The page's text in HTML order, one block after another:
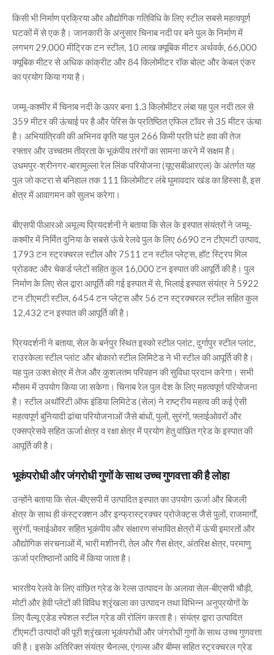
किसी भी निर्माण प्रक्रिया और औद्योगिक गतिविधि के लिए स्टील सबसे महत्वपूर्ण
घटकों में से एक है। जानकारी के अनुसार चिनाब नदी पर बने पुल के निर्माण में
लगभग 29,000 मीट्रिक टन स्टील, 10 लाख क्यूबिक मीटर अर्थवर्क, 66,000
क्यूबिक मीटर से अधिक कांक्रीट और 84 किलोमीटर रॉक बोल्ट और केबल एंकर
का प्रयोग किया गया है।
जम्मू-कश्मीर में चिनाब नदी के ऊपर बना 1.3 किलोमीटर लंबा यह पुल नदी तल से
359 मीटर की ऊंचाई पर है और पेरिस के प्रतिष्ठित एफिल टॉवर से 35 मीटर ऊंचा
है। अभियांत्रिकी की अभिनव कृति यह पुल 266 किमी प्रति घंटे हवा की तेज
रफ्तार और उच्चतम तीव्रता के भूकंपीय तरंगों का सामना करने में सक्षम है।
उधमपुर-श्रीनगर-बारामुल्ला रेल लिंक परियोजना (यूएसबीआरएल) के अंतर्गत यह
पुल जो कटरा से बनिहाल तक 111 किलोमीटर लंबे घुमावदार खंड का हिस्सा है, इस
क्षेत्र में आवागमन को सुलभ करेगा।
बीएसपी पीआरओ अमूल्य प्रियदर्शनी ने बताया कि सेल के इस्पात संयंत्रों ने जम्मू-
कश्मीर में निर्मित दुनिया के सबसे ऊंचे रेलवे पुल के लिए 6690 टन टीएमटी उत्पाद,
1793 टन स्ट्रक्चरल स्टील और 7511 टन स्टील प्लेट्स, हॉट स्ट्रिप मिल
प्रोडक्ट और चेकर्ड प्लेटों सहित कुल 16,000 टन इस्पात की आपूर्ति की है। पुल
निर्माण के लिए सेल द्वारा आपूर्ति की गई इस्पात में से, भिलाई इस्पात संयंत्र ने 5922
टन टीएमटी स्टील, 6454 टन प्लेट्स और 56 टन स्ट्रक्चरल स्टील सहित कुल
12,432 टन इस्पात की आपूर्ति की है।
प्रियदर्शनी ने बताया, सेल के बर्नपुर स्थित इस्को स्टील प्लांट, दुर्गापुर स्टील प्लांट,
राउरकेला स्टील प्लांट और बोकारो स्टील लिमिटेड ने भी स्टील की आपूर्ति की है।
यह पुल उक्त क्षेत्र में तेज और कुशलतम परिवहन की सुविधा प्रदान करेगा। सभी
मौसम में उपयोग किया जा सकेगा। चिनाब रेल पुल देश के लिए महत्वपूर्ण परियोजना
है। स्टील अथॉरिटी ऑफ इंडिया लिमिटेड (सेल) ने राष्ट्रीय महत्व की कई ऐसी
महत्वपूर्ण बुनियादी ढांचा परियोजनाओं जैसे बांधों, पुलों, सुरंगों, फ्लाईओवरों और
एक्सप्रेसवे सहित ऊर्जा क्षेत्र व रक्षा क्षेत्र में प्रयोग हेतु वांछित ग्रेड के इस्पात की
आपूर्ति की है।
भूकंपरोधी और जंगरोधी गुणों के साथ उच्च गुणवत्ता की है लोहा
उन्होंने बताया कि सेल-बीएसपी में उत्पादित इस्पात का उपयोग ऊर्जा और बिजली
क्षेत्र के साथ ही कंस्ट्रक्शन और इन्फ्रास्ट्रक्चर प्रोजेक्ट्स जैसे पुलों, राजमार्गों,
सुरंगों, फ्लाईओवर सहित भूकंपीय और संक्षारण संभावित क्षेत्रों में ऊंची इमारतों और
औद्योगिक संरचनाओं में, भारी मशीनरी, तेल और गैस क्षेत्र, अंतरिक्ष क्षेत्र, परमाणु
ऊर्जा प्रतिष्ठानों आदि में किया जाता है।
भारतीय रेलवे के लिए वांछित ग्रेड के रेल्स उत्पादन के अलावा सेल-बीएसपी चौड़ी,
मोटी और हेवी प्लेटों की विविध श्रृंखला का उत्पादन तथा विभिन्न अनुप्रयोगों के
लिए वैल्यू एडेड स्पेशल स्टील ग्रेड की रोलिंग करता है। संयंत्र द्वारा उत्पादित
टीएमटी उत्पादों की पूरी श्रृंखला भूकंपरोधी और जंगरोधी गुणों के साथ उच्च गुणवत्ता
की है। इसके अतिरिक्त संयंत्र चैनल्स, एंगल्स और बीम्स सहित स्ट्रक्चरल ग्रेड